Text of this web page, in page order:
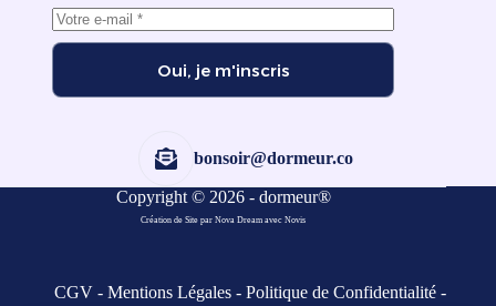
Oui, je m'inscris
bonsoir@dormeur.co
Copyright © 2026 - dormeur®
Création de Site par Nova Dream avecNovis
CGV -Mentions Légales -Politique de Confidentialité -